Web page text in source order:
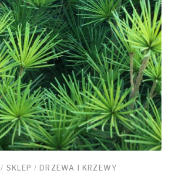
/ SKLEP / DRZEWA I KRZEWY